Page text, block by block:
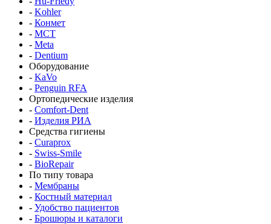
- Kohler
- Конмет
- MCT
- Meta
- Dentium
Оборудование
- KaVo
- Penguin RFA
Ортопедические изделия
- Comfort-Dent
- Изделия РИА
Средства гигиены
- Curaprox
- Swiss-Smile
- BioRepair
По типу товара
- Мембраны
- Костный материал
- Удобство пациентов
- Брошюры и каталоги